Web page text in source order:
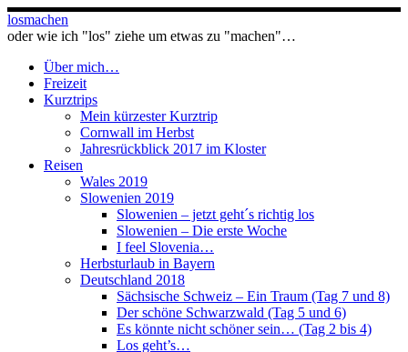
Zum
Inhalt
losmachen
oder wie ich "los" ziehe um etwas zu "machen"…
Über mich…
Freizeit
Kurztrips
Mein kürzester Kurztrip
Cornwall im Herbst
Jahresrückblick 2017 im Kloster
Reisen
Wales 2019
Slowenien 2019
Slowenien – jetzt geht´s richtig los
Slowenien – Die erste Woche
I feel Slovenia…
Herbsturlaub in Bayern
Deutschland 2018
Sächsische Schweiz – Ein Traum (Tag 7 und 8)
Der schöne Schwarzwald (Tag 5 und 6)
Es könnte nicht schöner sein… (Tag 2 bis 4)
Los geht’s…